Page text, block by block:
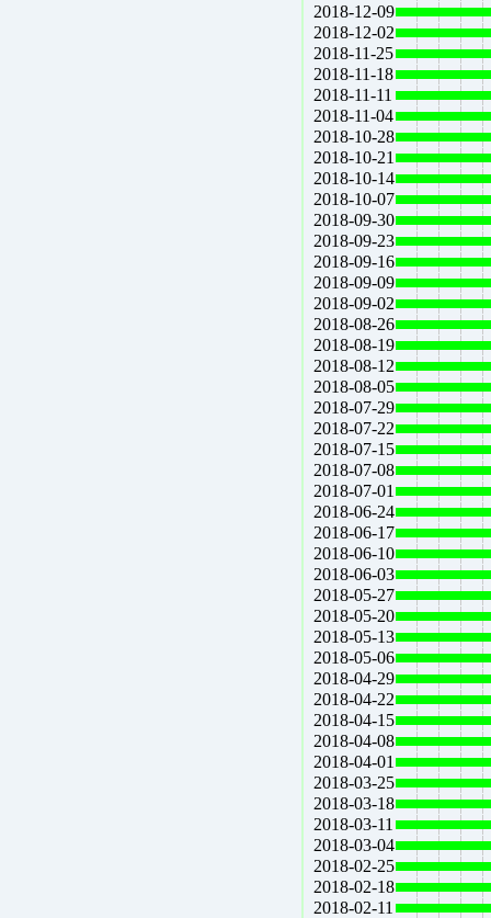
2018-12-09
2018-12-02
2018-11-25
2018-11-18
2018-11-11
2018-11-04
2018-10-28
2018-10-21
2018-10-14
2018-10-07
2018-09-30
2018-09-23
2018-09-16
2018-09-09
2018-09-02
2018-08-26
2018-08-19
2018-08-12
2018-08-05
2018-07-29
2018-07-22
2018-07-15
2018-07-08
2018-07-01
2018-06-24
2018-06-17
2018-06-10
2018-06-03
2018-05-27
2018-05-20
2018-05-13
2018-05-06
2018-04-29
2018-04-22
2018-04-15
2018-04-08
2018-04-01
2018-03-25
2018-03-18
2018-03-11
2018-03-04
2018-02-25
2018-02-18
2018-02-11